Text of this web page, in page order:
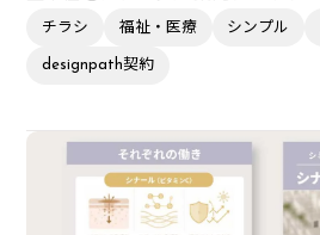
チラシ 福祉・医療 シンプル
designpath契約